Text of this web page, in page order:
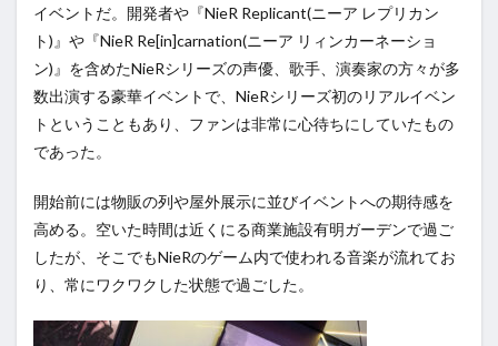
イベントだ。開発者や『NieR Replicant(ニーア レプリカン
ト)』や『NieR Re[in]carnation(ニーア リィンカーネーショ
ン)』を含めたNieRシリーズの声優、歌手、演奏家の方々が多
数出演する豪華イベントで、NieRシリーズ初のリアルイベン
トということもあり、ファンは非常に心待ちにしていたもの
であった。
開始前には物販の列や屋外展示に並びイベントへの期待感を
高める。空いた時間は近くにる商業施設有明ガーデンで過ご
したが、そこでもNieRのゲーム内で使われる音楽が流れてお
り、常にワクワクした状態で過ごした。